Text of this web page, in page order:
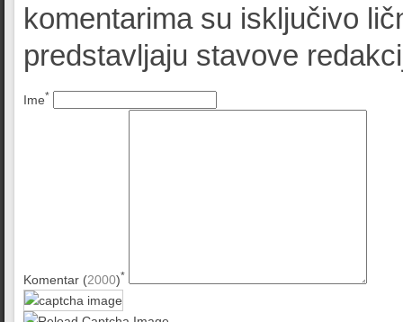
komentarima su isključivo
predstavljaju stavove
Ime*
Komentar (2000)*